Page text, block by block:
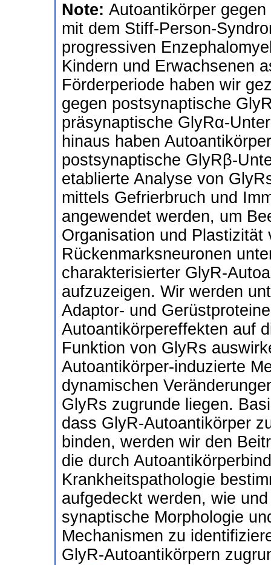
Note: Autoantikörper
mit dem Stiff-Person-
progressiven
Kindern und Erwachsenen
Förderperiode haben wir
gegen postsynaptische
präsynaptische GlyRα-
hinaus haben
postsynaptische GlyRβ-
etablierte Analyse von
mittels Gefrierbruch und
angewendet werden, um
Organisation und Plastizität
Rückenmarksneuronen
charakterisierter GlyR-
aufzuzeigen. Wir werden
Adaptor- und
Autoantikörpereffekten auf
Funktion von GlyRs
Autoantikörper-induzierte
dynamischen
GlyRs zugrunde liegen.
dass GlyR-Autoantikörper
binden, werden wir den
die durch
Krankheitspathologie
aufgedeckt werden, wie
synaptische Morphologie
Mechanismen zu
GlyR-Autoantikörpern